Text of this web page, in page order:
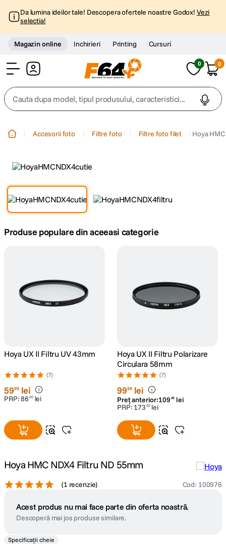
Da lumina ideilor tale! Descopera ofertele noastre Godox! Vezi
selectia!
Magazin online Inchirieri Printing Cursuri
0 0
Cauta dupa model, tipul produsului, caracteristici...
3. trepied telefon
7. card memorie
Accesorii foto Filtre foto Filtre foto filet Hoya
Produse populare din aceeasi categorie
Hoya UX II Filtru UV 43mm
(7)
5999 lei
PRP:86 00 lei
Hoya UX II Filtru Polarizare
Circulara 58mm
(7)
9999 lei
Preț anterior:109 99 lei
PRP: 173 00 lei
Hoya HMC NDX4 Filtru ND 55mm
(1 recenzie) Cod: 100976
Acest produs nu mai face parte din oferta noastră.
Descoperă mai jos produse similare.
Specificații cheie